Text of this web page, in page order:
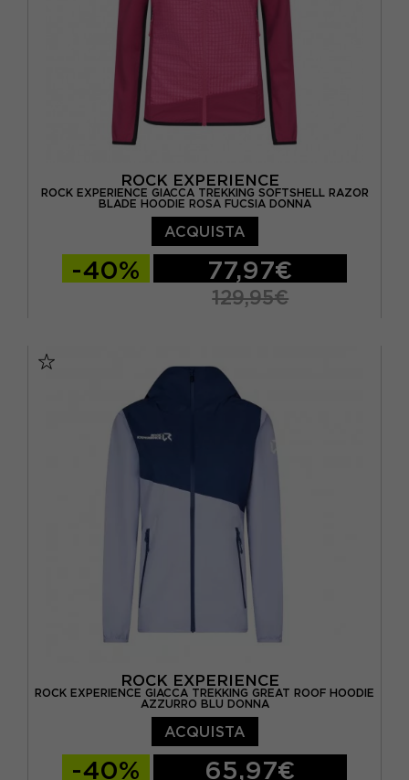
ROCK EXPERIENCE
ROCK EXPERIENCE GIACCA TREKKING SOFTSHELL RAZOR
BLADE HOODIE ROSA FUCSIA DONNA
ACQUISTA
-40% 77,97€
129,95€
ROCK EXPERIENCE
ROCK EXPERIENCE GIACCA TREKKING GREAT ROOF HOODIE
AZZURRO BLU DONNA
ACQUISTA
-40% 65,97€